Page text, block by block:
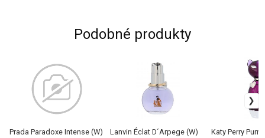
Podobné produkty
Prada Paradoxe Intense (W)
Lanvin Éclat D´Arpege (W)
Katy Perry Purr